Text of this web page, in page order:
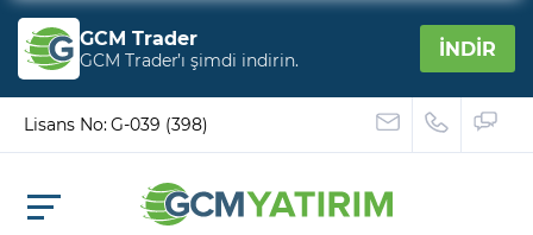
GCM Trader
GCM Trader’ı şimdi indirin. İNDİR
Lisans No: G-039 (398)